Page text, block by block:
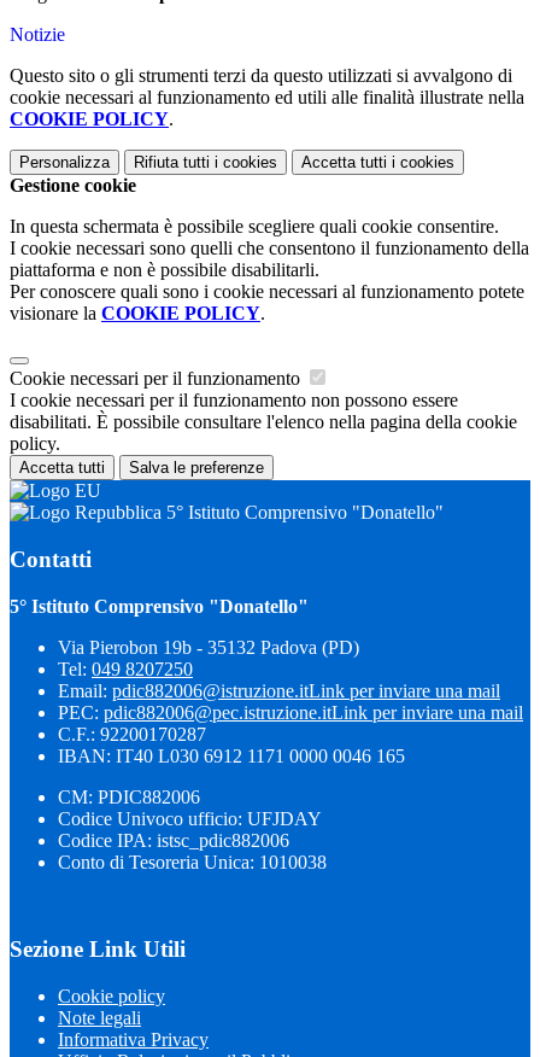
Notizie
Questo sito o gli strumenti terzi da questo utilizzati si avvalgono di
cookie necessari al funzionamento ed utili alle finalità illustrate nella
COOKIE POLICY.
Personalizza Rifiuta tutti i cookies Accetta tutti i cookies
Gestione cookie
In questa schermata è possibile scegliere quali cookie consentire.
I cookie necessari sono quelli che consentono il funzionamento della
piattaforma e non è possibile disabilitarli.
Per conoscere quali sono i cookie necessari al funzionamento potete
visionare la COOKIE POLICY.
Cookie necessari per il funzionamento
I cookie necessari per il funzionamento non possono essere
disabilitati. È possibile consultare l'elenco nella pagina della cookie
policy.
Accetta tutti Salva le preferenze
5° Istituto Comprensivo "Donatello"
Contatti
5° Istituto Comprensivo "Donatello"
Via Pierobon 19b - 35132 Padova (PD)
Tel: 049 8207250
Email: pdic882006@istruzione.itLink per inviare una mail
PEC: pdic882006@pec.istruzione.itLink per inviare una mail
C.F.: 92200170287
IBAN: IT40 L030 6912 1171 0000 0046 165
CM: PDIC882006
Codice Univoco ufficio: UFJDAY
Codice IPA: istsc_pdic882006
Conto di Tesoreria Unica: 1010038
Sezione Link Utili
Cookie policy
Note legali
Informativa Privacy